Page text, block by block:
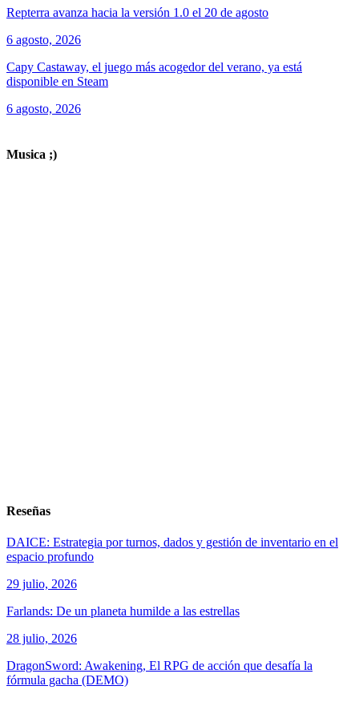
Repterra avanza hacia la versión 1.0 el 20 de agosto
6 agosto, 2026
Capy Castaway, el juego más acogedor del verano, ya está
disponible en Steam
6 agosto, 2026
Musica ;)
Reseñas
DAICE: Estrategia por turnos, dados y gestión de inventario en el
espacio profundo
29 julio, 2026
Farlands: De un planeta humilde a las estrellas
28 julio, 2026
DragonSword: Awakening, El RPG de acción que desafía la
fórmula gacha (DEMO)